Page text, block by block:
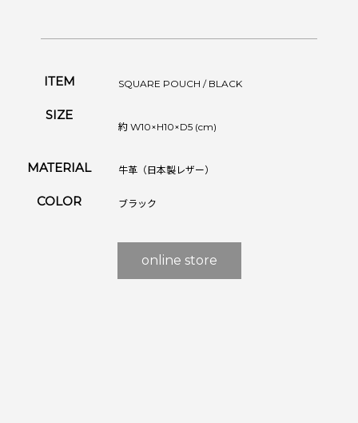
ITEM SQUARE POUCH / BLACK
SIZE
約 W10×H10×D5 (cm)
MATERIAL 牛革（日本製レザー）
COLOR ブラック
online store